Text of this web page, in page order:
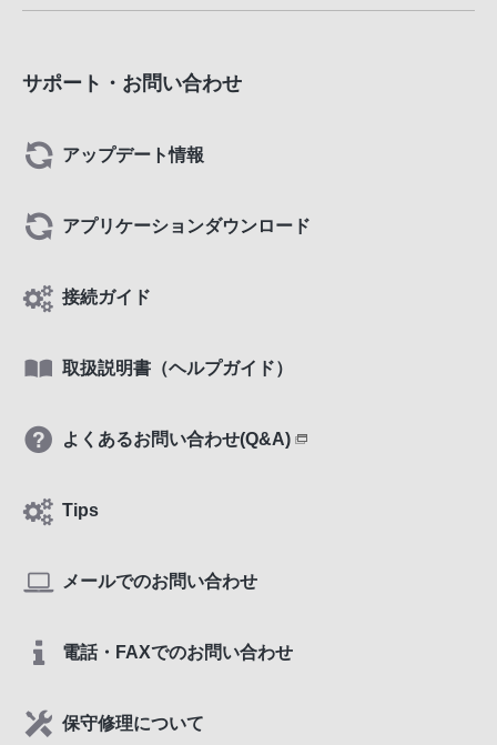
サポート・お問い合わせ
アップデート情報
アプリケーションダウンロード
接続ガイド
取扱説明書（ヘルプガイド）
よくあるお問い合わせ(Q&A)
Tips
メールでのお問い合わせ
電話・FAXでのお問い合わせ
保守修理について